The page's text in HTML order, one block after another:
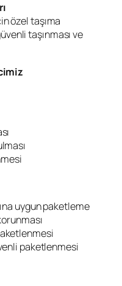
özel taşıma
taşınması ve
uygun paketleme
paketlenmesi